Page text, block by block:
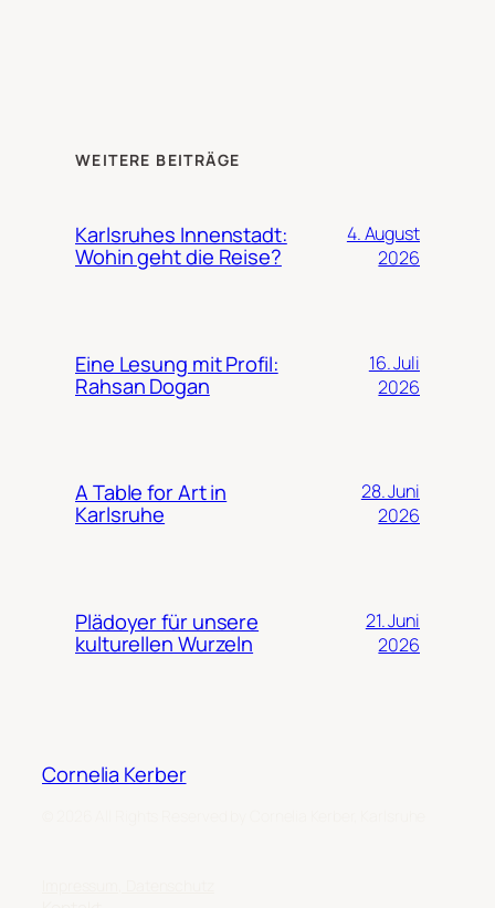
WEITERE BEITRÄGE
Karlsruhes Innenstadt:
Wohin geht die Reise?
4. August
2026
Eine Lesung mit Profil:
Rahsan Dogan
16. Juli
2026
A Table for Art in
Karlsruhe
28. Juni
2026
Plädoyer für unsere
kulturellen Wurzeln
21. Juni
2026
Cornelia Kerber